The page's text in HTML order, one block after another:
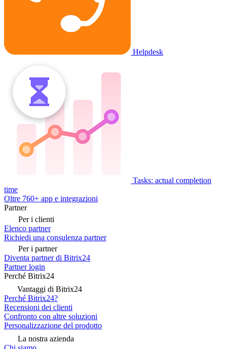
Helpdesk
Tasks: actual completion
time
Oltre 760+ app e integrazioni
Partner
Per i clienti
Elenco partner
Richiedi una consulenza partner
Per i partner
Diventa partner di Bitrix24
Partner login
Perché Bitrix24
Vantaggi di Bitrix24
Perché Bitrix24?
Recensioni dei clienti
Confronto con altre soluzioni
Personalizzazione del prodotto
La nostra azienda